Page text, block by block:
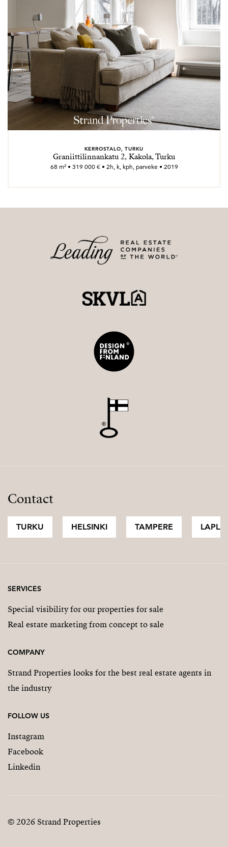
KERROSTALO, TURKU
Graniittilinnankatu 2, Kakola, Turku
68 m² • 319 000 € • 2h, k, kph, parveke • 2019
Contact
TURKU HELSINKI TAMPERE
SERVICES
Special visibility for our properties for sale
Real estate marketing from concept to sale
COMPANY
Strand Properties looks for the best real estate agents in
the industry
FOLLOW US
Instagram
Facebook
Linkedin
© 2026 Strand Properties